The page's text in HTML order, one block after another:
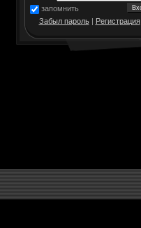
запомнить
Забыл пароль| Регистрация